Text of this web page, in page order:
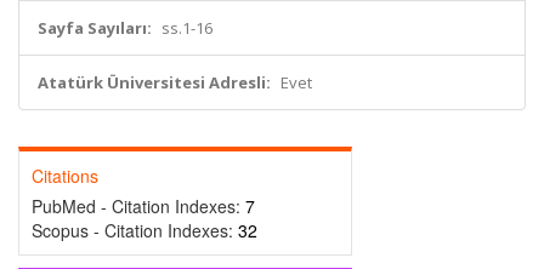
Sayfa Sayıları: ss.1-16
Atatürk Üniversitesi Adresli: Evet
Citations
PubMed - Citation Indexes: 7
Scopus - Citation Indexes: 32